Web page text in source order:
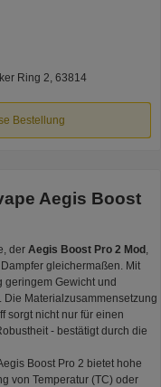
Ring 2, 63814
Bestellung
Aegis Boost
der Aegis Boost Pro 2 Mod
gleichermaßen. Mit
geringem Gewicht und
Materialzusammensetzung
sorgt nicht nur für einen
- bestätigt durch die
Boost Pro 2 bietet hohe
von Temperatur (TC) oder